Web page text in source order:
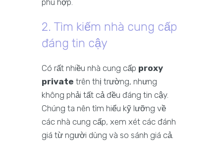
phù hợp.
2. Tìm kiếm nhà cung cấp
đáng tin cậy
Có rất nhiều nhà cung cấp proxy
private trên thị trường, nhưng
không phải tất cả đều đáng tin cậy.
Chúng ta nên tìm hiểu kỹ lưỡng về
các nhà cung cấp, xem xét các đánh
giá từ người dùng và so sánh giá cả.